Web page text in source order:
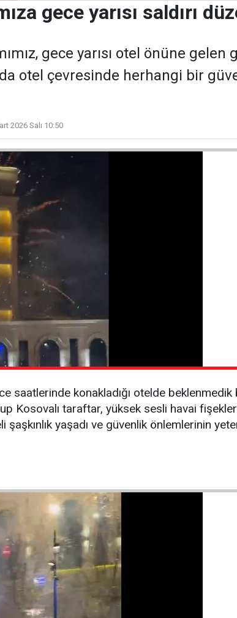
gece yarısı saldırı
gece yarısı otel önüne
otel çevresinde herhangi bir
2026 Salı 10:50
saatlerinde konakladığı otelde
Kosovalı taraftar, yüksek sesli havai
şaşkınlık yaşadı ve güvenlik önlemlerinin